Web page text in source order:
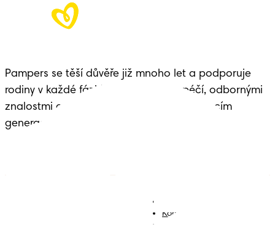
Pampers se těší důvěře již mnoho let a podporuje
rodiny v každé fázi života dítěte – s péčí, odbornými
znalostmi a dědictvím předávaným budoucím
generacím.
Kontakt